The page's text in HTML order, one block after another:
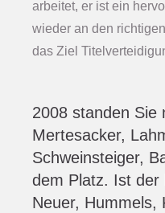
arbeitet, er ist ein
wieder an den
das Ziel
2008 standen Sie
Mertesacker,
Schweinsteiger,
dem Platz. Ist der
Neuer, Hummels,